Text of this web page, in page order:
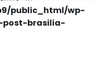
public_html/wp-
post-brasilia-